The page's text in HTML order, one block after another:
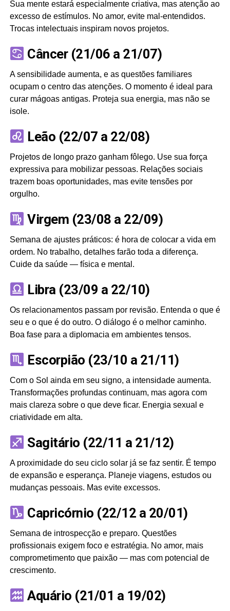
Sua mente estará especialmente criativa, mas atenção ao
excesso de estímulos. No amor, evite mal-entendidos.
Trocas intelectuais inspiram novos projetos.
Câncer (21/06 a 21/07)
A sensibilidade aumenta, e as questões familiares
ocupam o centro das atenções. O momento é ideal para
curar mágoas antigas. Proteja sua energia, mas não se
isole.
Leão (22/07 a 22/08)
Projetos de longo prazo ganham fôlego. Use sua força
expressiva para mobilizar pessoas. Relações sociais
trazem boas oportunidades, mas evite tensões por
orgulho.
Virgem (23/08 a 22/09)
Semana de ajustes práticos: é hora de colocar a vida em
ordem. No trabalho, detalhes farão toda a diferença.
Cuide da saúde — física e mental.
Libra (23/09 a 22/10)
Os relacionamentos passam por revisão. Entenda o que é
seu e o que é do outro. O diálogo é o melhor caminho.
Boa fase para a diplomacia em ambientes tensos.
Escorpião (23/10 a 21/11)
Com o Sol ainda em seu signo, a intensidade aumenta.
Transformações profundas continuam, mas agora com
mais clareza sobre o que deve ficar. Energia sexual e
criatividade em alta.
Sagitário (22/11 a 21/12)
A proximidade do seu ciclo solar já se faz sentir. É tempo
de expansão e esperança. Planeje viagens, estudos ou
mudanças pessoais. Mas evite excessos.
Capricórnio (22/12 a 20/01)
Semana de introspecção e preparo. Questões
profissionais exigem foco e estratégia. No amor, mais
comprometimento que paixão — mas com potencial de
crescimento.
Aquário (21/01 a 19/02)